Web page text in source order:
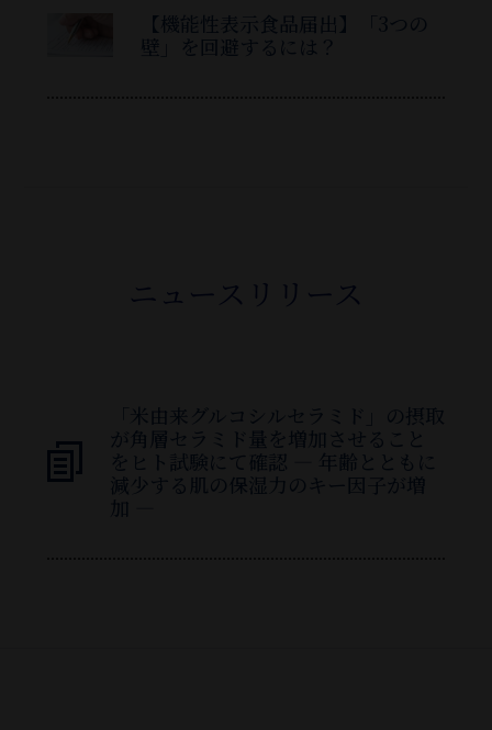
【機能性表示食品届出】「3つの
壁」を回避するには？
ニュースリリース
「米由来グルコシルセラミド」の摂取
が角層セラミド量を増加させること
をヒト試験にて確認 ― 年齢とともに
減少する肌の保湿力のキー因子が増
加 ―